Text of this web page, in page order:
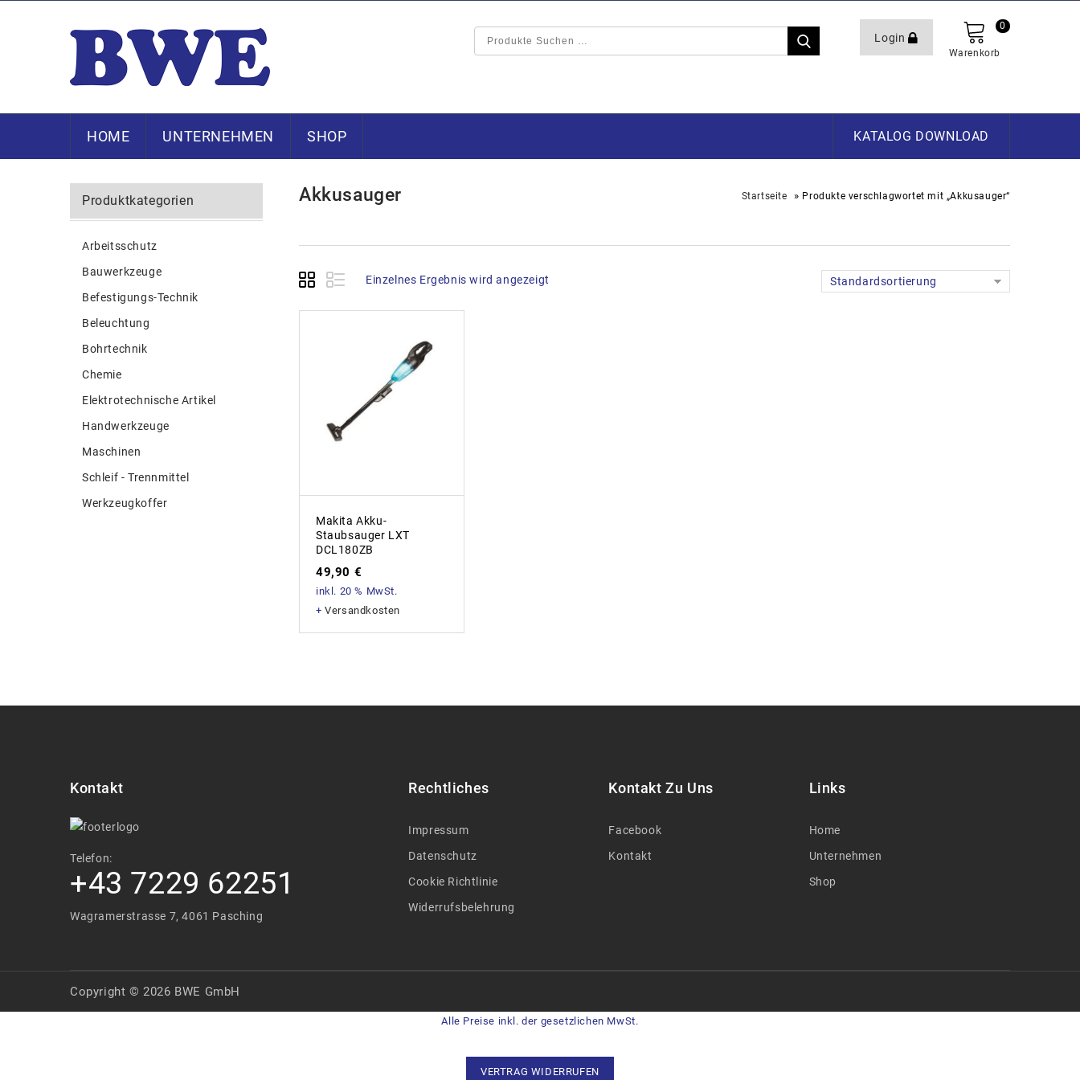
Login
Warenkorb
0
HOME UNTERNEHMEN SHOP KATALOG DOWNLOAD
Akkusauger Startseite » Produkte verschlagwortet mit „Akkusauger“
Einzelnes Ergebnis wird angezeigt Standardsortierung
Makita Akku-
Staubsauger LXT
DCL180ZB
49,90 €
inkl. 20 % MwSt.
+Versandkosten
Produktkategorien
Arbeitsschutz
Bauwerkzeuge
Befestigungs-Technik
Beleuchtung
Bohrtechnik
Chemie
Elektrotechnische Artikel
Handwerkzeuge
Maschinen
Schleif - Trennmittel
Werkzeugkoffer
Kontakt
Telefon:
+43 7229 62251
Wagramerstrasse 7, 4061 Pasching
Rechtliches
Impressum
Datenschutz
Cookie Richtlinie
Widerrufsbelehrung
Kontakt Zu Uns
Facebook
Kontakt
Links
Home
Unternehmen
Shop
Copyright © 2026 BWE GmbH
Alle Preise inkl. der gesetzlichen MwSt.
VERTRAG WIDERRUFEN